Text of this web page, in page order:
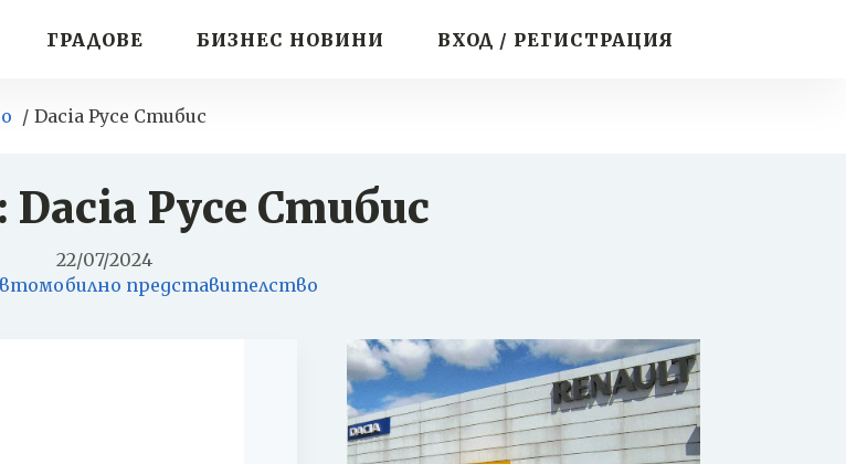
ГРАДОВЕ БИЗНЕС НОВИНИ ВХОД / РЕГИСТРАЦИЯ
Dacia Русе Стибис
Dacia Русе Стибис
22/07/2024
представителство